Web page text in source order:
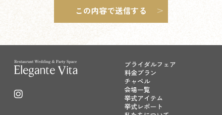
ブライダルフェア
料金プラン
チャペル
会場一覧
挙式アイテム
挙式レポート